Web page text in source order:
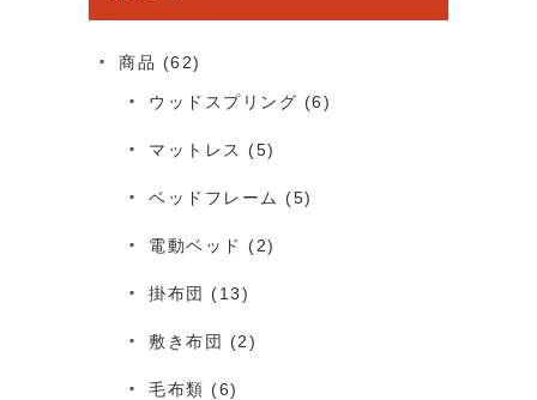
商品 (62)
ウッドスプリング (6)
マットレス (5)
ベッドフレーム (5)
電動ベッド (2)
掛布団 (13)
敷き布団 (2)
毛布類 (6)